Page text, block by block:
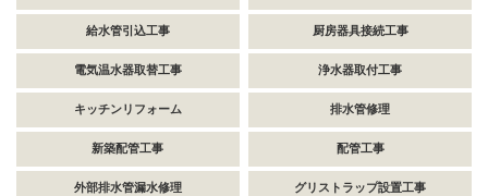
給水管引込工事 厨房器具接続工事
電気温水器取替工事 浄水器取付工事
キッチンリフォーム 排水管修理
新築配管工事 配管工事
外部排水管漏水修理 グリストラップ設置工事